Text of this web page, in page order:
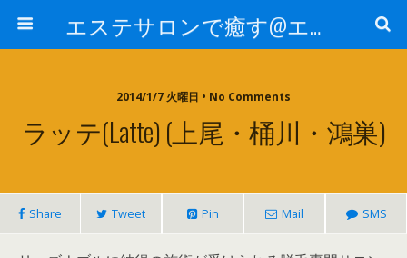
エステサロンで癒す@エステ～全国エステ情報
2014/1/7 火曜日 • No Comments
ラッテ(Latte) (上尾・桶川・鴻巣)
Share Tweet Pin Mail SMS